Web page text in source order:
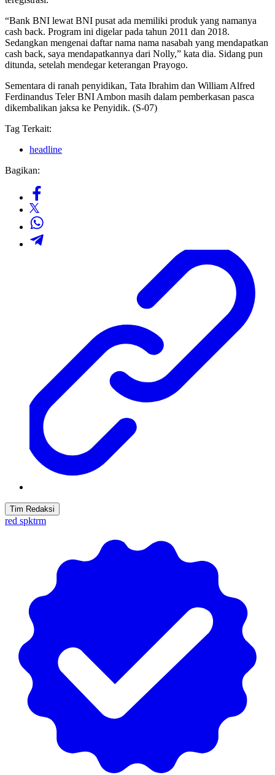
“Bank BNI lewat BNI pusat ada memiliki produk yang namanya
cash back. Program ini digelar pada tahun 2011 dan 2018.
Sedangkan mengenai daftar nama nama nasabah yang mendapatkan
cash back, saya mendapatkannya dari Nolly,” kata dia. Sidang pun
ditunda, setelah mendegar keterangan Prayogo.
Sementara di ranah penyidikan, Tata Ibrahim dan William Alfred
Ferdi­nandus Teler BNI Ambon masih dalam pemberkasan pasca
dikembalikan jaksa ke Penyidik. (S-07)
Tag Terkait:
headline
Bagikan:
Tim Redaksi
red spktrm